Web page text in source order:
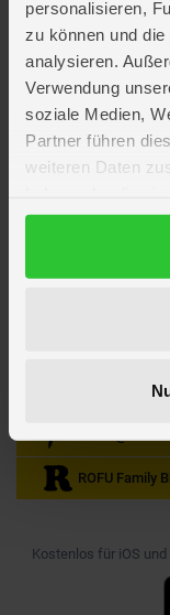
personalisieren,
zu können und
analysieren.
Verwendung
soziale Medien,
Partner führen
weiteren Daten
gesammelt haben.
Zum
Werde unser
ROFU Family
Kostenlos für iOS